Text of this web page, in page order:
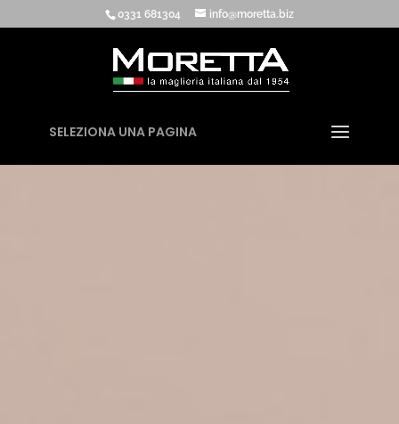
0331 681304 info@moretta.biz
SELEZIONA UNA PAGINA